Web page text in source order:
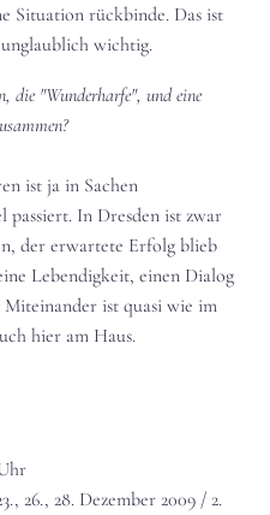
Situation rückbinde. Das ist
wichtig.
die "Wunderharfe", und eine
ist ja in Sachen
In Dresden ist zwar
der erwartete Erfolg blieb
Lebendigkeit, einen Dialog
Miteinander ist quasi wie im
hier am Haus.
26., 28. Dezember 2009 / 2.